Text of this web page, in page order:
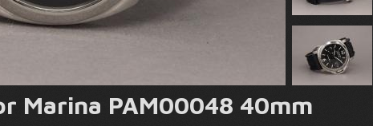
Marina PAM00048 40mm